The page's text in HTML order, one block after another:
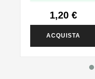
1,20 €
ACQUISTA